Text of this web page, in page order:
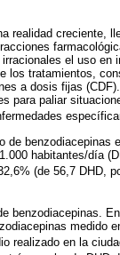
realidad creciente,
el uso en
los tratamientos,
a dosis fijas
para paliar
benzodiacepinas
habitantes/día
(de 56,7 DHD,
benzodiacepinas.
medido
realizado en la